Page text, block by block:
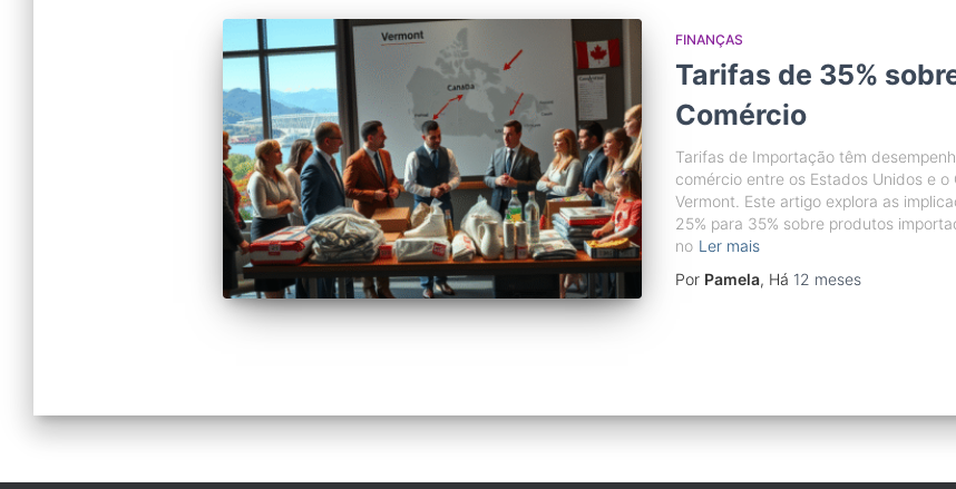
FINANÇAS
Tarifas de 35%
Comércio
Tarifas de Importação têm
comércio entre os Estados Unidos e
Vermont. Este artigo explora as
25% para 35% sobre produtos
no Ler mais
Por Pamela, Há 12 meses